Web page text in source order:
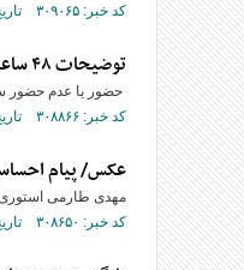
کد خبر: ۳۰۹۰۶۵ تاریخ انتشار : ۱۴۰۵/۰۳/۰۴
توضیحات ۴۸ ساعت اخیر هم فایده نداشت / درهای تیم ملی به روی سردار آزمون بسته ماند
حضور یا عدم حضور
کد خبر: ۳۰۸۸۶۶ تاریخ انتشار : ۱۴۰۵/۰۳/۰۲
عکس/ پیام
مهدی طارمی
کد خبر: ۳۰۸۶۵۰ تاریخ انتشار : ۱۴۰۵/۰۲/۲۹